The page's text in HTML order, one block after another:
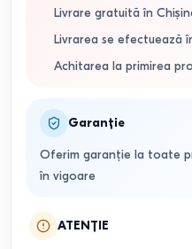
Livrare gratuită în
Livrarea se efectuează
Achitarea la primirea
Garanție
Oferim garanție la toate
în vigoare
ATENȚIE